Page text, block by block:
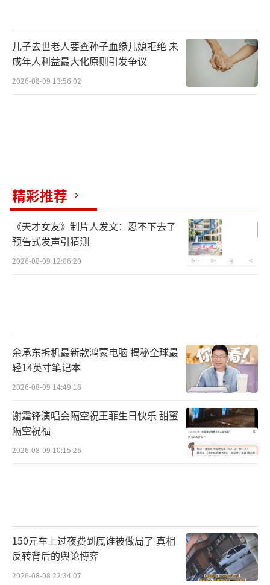
儿子去世老人要查孙子血缘儿媳拒绝 未
成年人利益最大化原则引发争议
2026-08-09 13:56:02
精彩推荐
《天才女友》制片人发文：忍不下去了
预告式发声引猜测
2026-08-09 12:06:20
余承东拆机最新款鸿蒙电脑 揭秘全球最
轻14英寸笔记本
2026-08-09 14:49:18
谢霆锋演唱会隔空祝王菲生日快乐 甜蜜
隔空祝福
2026-08-09 10:15:26
150元车上过夜费到底谁被做局了 真相
反转背后的舆论博弈
2026-08-08 22:34:07